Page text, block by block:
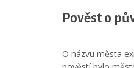
Pověst o
O názvu města